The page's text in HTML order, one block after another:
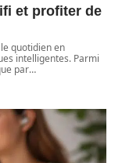
et profiter de
quotidien en
intelligentes. Parmi
par…